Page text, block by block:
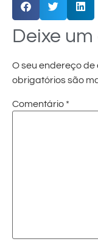
Deixe
O seu endereço
obrigatórios são
Comentário *